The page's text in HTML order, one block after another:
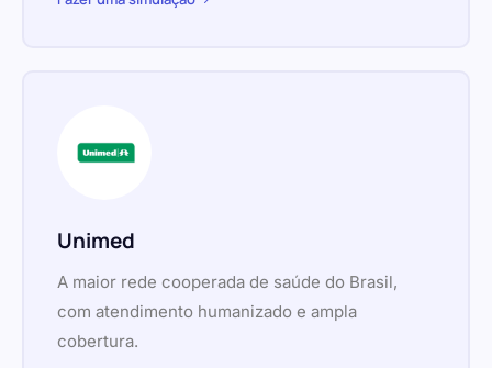
Unimed
A maior rede cooperada de saúde do Brasil,
com atendimento humanizado e ampla
cobertura.